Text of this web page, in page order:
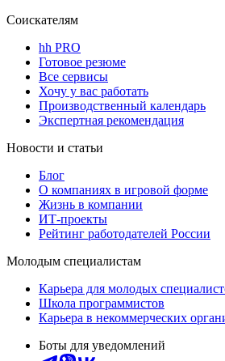
Соискателям
hh PRO
Готовое резюме
Все сервисы
Хочу у вас работать
Производственный календарь
Экспертная рекомендация
Новости и статьи
Блог
О компаниях в игровой форме
Жизнь в компании
ИТ-проекты
Рейтинг работодателей России
Молодым специалистам
Карьера для молодых
Школа программистов
Карьера в некоммерческих
Боты для уведомлений